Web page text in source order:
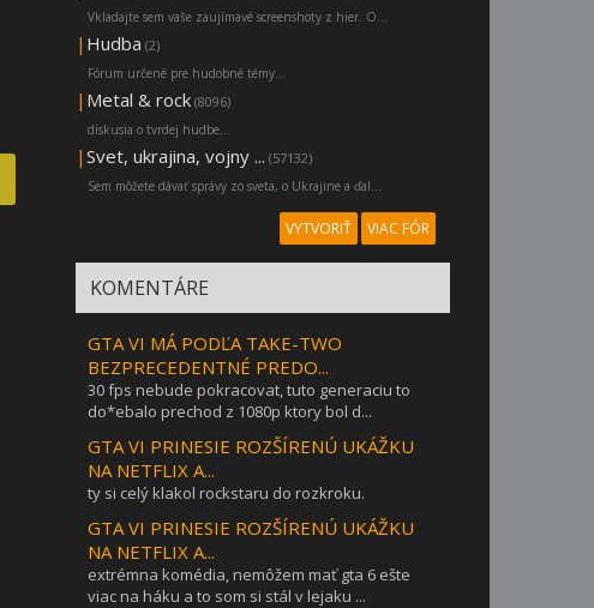
Vkladajte sem vaše zaujímavé screenshoty z hier. O...
| Hudba (2)
Fórum určené pre hudobné témy...
| Metal & rock (8096)
diskusia o tvrdej hudbe...
| Svet, ukrajina, vojny ... (57132)
Sem môžete dávať správy zo sveta, o Ukrajine a ďal...
VYTVORIŤ VIAC FÓR
KOMENTÁRE
GTA VI MÁ PODĽA TAKE-TWO
BEZPRECEDENTNÉ PREDO...
30 fps nebude pokracovat, tuto generaciu to
do*ebalo prechod z 1080p ktory bol d...
GTA VI PRINESIE ROZŠÍRENÚ UKÁŽKU
NA NETFLIX A...
ty si celý klakol rockstaru do rozkroku.
GTA VI PRINESIE ROZŠÍRENÚ UKÁŽKU
NA NETFLIX A...
extrémna komédia, nemôžem mať gta 6 ešte
viac na háku a to som si stál v lejaku ...